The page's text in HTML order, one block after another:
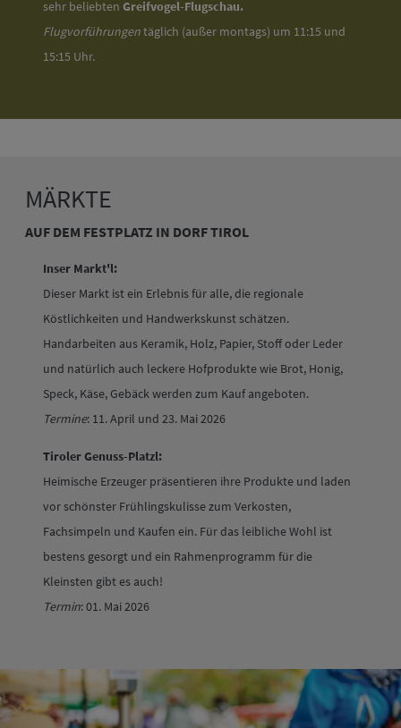
sehr beliebten Greifvogel-Flugschau.
Flugvorführungentäglich (außer montags) um 11:15 und
15:15 Uhr.
MÄRKTE
AUF DEM FESTPLATZ IN DORF TIROL
Inser Markt'l:
Dieser Markt ist ein Erlebnis für alle, die regionale
Köstlichkeiten und Handwerkskunst schätzen.
Handarbeiten aus Keramik, Holz, Papier, Stoff oder Leder
und natürlich auch leckere Hofprodukte wie Brot, Honig,
Speck, Käse, Gebäck werden zum Kauf angeboten.
Termine: 11. April und 23. Mai 2026
Tiroler Genuss-Platzl:
Heimische Erzeuger präsentieren ihre Produkte und laden
vor schönster Frühlingskulisse zum Verkosten,
Fachsimpeln und Kaufen ein. Für das leibliche Wohl ist
bestens gesorgt und ein Rahmenprogramm für die
Kleinsten gibt es auch!
Termin: 01. Mai 2026